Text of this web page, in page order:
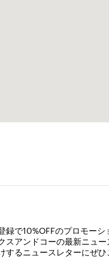
録で10%OFFのプロモーシ
スアンドコーの最新ニュ
するニュースレターにぜひ